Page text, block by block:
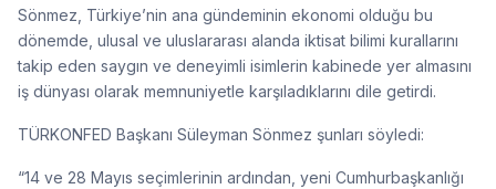
Sönmez, Türkiye’nin ana gündeminin ekonomi olduğu bu
dönemde, ulusal ve uluslararası alanda iktisat bilimi kurallarını
takip eden saygın ve deneyimli isimlerin kabinede yer almasını
iş dünyası olarak memnuniyetle karşıladıklarını dile getirdi.
TÜRKONFED Başkanı Süleyman Sönmez şunları söyledi:
“14 ve 28 Mayıs seçimlerinin ardından, yeni Cumhurbaşkanlığı